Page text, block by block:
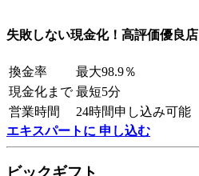
失敗しない現金化！高評価優良
換金率
最大98.9％
現金化まで 最短5分
営業時間
24時間申し込み可能
エキスパートに 申し込む